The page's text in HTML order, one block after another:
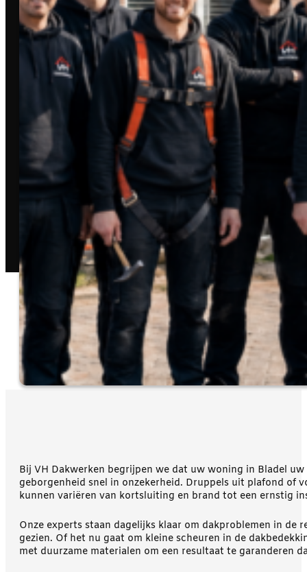
Bij VH Dakwerken begrijpen we dat uw woning in Bladel
geborgenheid snel in onzekerheid. Druppels uit plafond of
kunnen variëren van kortsluiting en brand tot een ernstig
Onze experts staan dagelijks klaar om dakproblemen in
gezien. Of het nu gaat om kleine scheuren in de
met duurzame materialen om een resultaat te garanderen